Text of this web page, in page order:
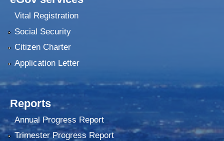
Vital Registration
Social Security
Citizen Charter
Application Letter
Reports
Annual Progress Report
Trimester Progress Report